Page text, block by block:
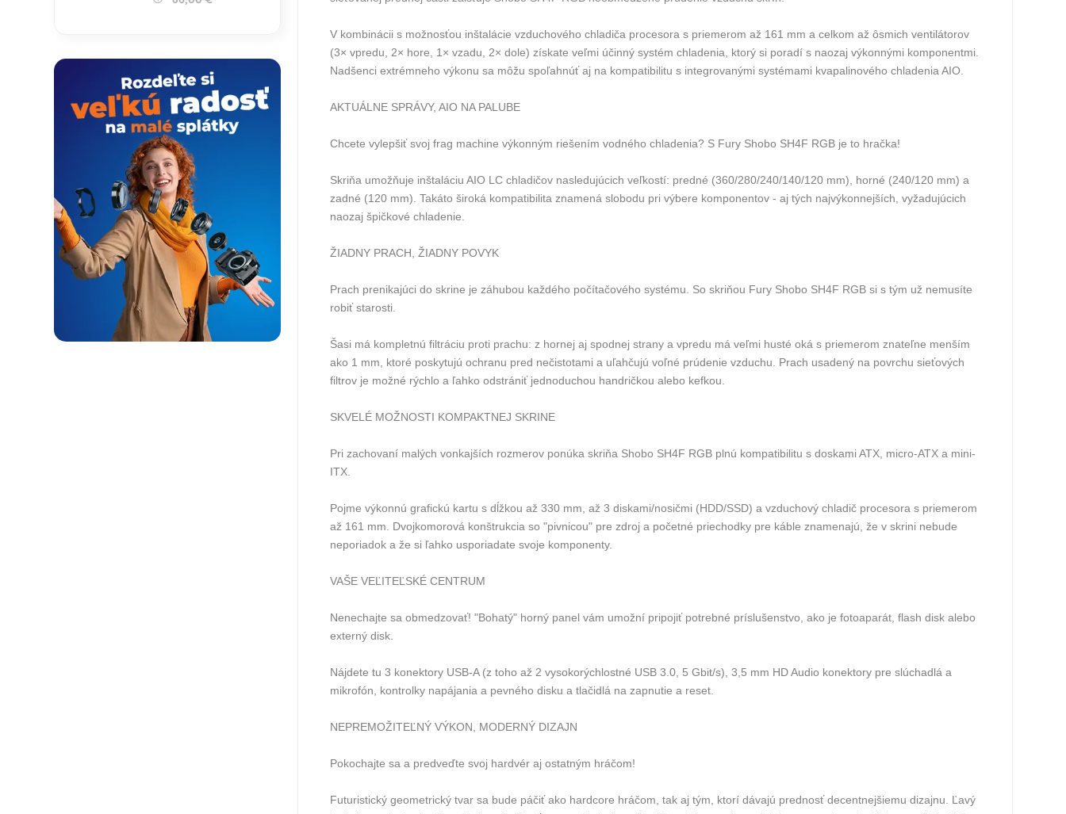
V kombinácii s možnosťou inštalácie vzduchového chladiča procesora s priemerom až 161 mm a celkom až ôsmich ventilátorov
(3× vpredu, 2× hore, 1× vzadu, 2× dole) získate veľmi účinný systém chladenia, ktorý si poradí s naozaj výkonnými komponentmi.
Nadšenci extrémneho výkonu sa môžu spoľahnúť aj na kompatibilitu s integrovanými systémami kvapalinového chladenia AIO.
AKTUÁLNE SPRÁVY, AIO NA PALUBE
Chcete vylepšiť svoj frag machine výkonným riešením vodného chladenia? S Fury Shobo SH4F RGB je to hračka!
Skriňa umožňuje inštaláciu AIO LC chladičov nasledujúcich veľkostí: predné (360/280/240/140/120 mm), horné (240/120 mm) a
zadné (120 mm). Takáto široká kompatibilita znamená slobodu pri výbere komponentov - aj tých najvýkonnejších, vyžadujúcich
naozaj špičkové chladenie.
ŽIADNY PRACH, ŽIADNY POVYK
Prach prenikajúci do skrine je záhubou každého počítačového systému. So skriňou Fury Shobo SH4F RGB si s tým už nemusíte
robiť starosti.
Šasi má kompletnú filtráciu proti prachu: z hornej aj spodnej strany a vpredu má veľmi husté oká s priemerom znateľne menším
ako 1 mm, ktoré poskytujú ochranu pred nečistotami a uľahčujú voľné prúdenie vzduchu. Prach usadený na povrchu sieťových
filtrov je možné rýchlo a ľahko odstrániť jednoduchou handričkou alebo kefkou.
SKVELÉ MOŽNOSTI KOMPAKTNEJ SKRINE
Pri zachovaní malých vonkajších rozmerov ponúka skriňa Shobo SH4F RGB plnú kompatibilitu s doskami ATX, micro-ATX a mini-
ITX.
Pojme výkonnú grafickú kartu s dĺžkou až 330 mm, až 3 diskami/nosičmi (HDD/SSD) a vzduchový chladič procesora s priemerom
až 161 mm. Dvojkomorová konštrukcia so "pivnicou" pre zdroj a početné priechodky pre káble znamenajú, že v skrini nebude
neporiadok a že si ľahko usporiadate svoje komponenty.
VAŠE VEĽITEĽSKÉ CENTRUM
Nenechajte sa obmedzovať! "Bohatý" horný panel vám umožní pripojiť potrebné príslušenstvo, ako je fotoaparát, flash disk alebo
externý disk.
Nájdete tu 3 konektory USB-A (z toho až 2 vysokorýchlostné USB 3.0, 5 Gbit/s), 3,5 mm HD Audio konektory pre slúchadlá a
mikrofón, kontrolky napájania a pevného disku a tlačidlá na zapnutie a reset.
NEPREMOŽITEĽNÝ VÝKON, MODERNÝ DIZAJN
Pokochajte sa a predveďte svoj hardvér aj ostatným hráčom!
Futuristický geometrický tvar sa bude páčiť ako hardcore hráčom, tak aj tým, ktorí dávajú prednosť decentnejšiemu dizajnu. Ľavý